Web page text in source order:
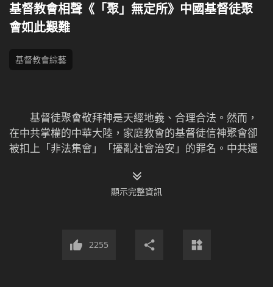
基督教會相聲《「聚」無定所》中國基督徒聚
會如此艱難
基督教會綜藝
基督徒聚會敬拜神是天經地義、合理合法。然而，
在中共掌權的中華大陸，家庭教會的基督徒信神聚會卻
被扣上「非法集會」「擾亂社會治安」的罪名。中共還
探、監視舉報基督徒。在這樣的環境中，基督徒沒有安
穩的聚會場所，他們前一分鐘還在一起讀神話語、唱詩
難，以及他們在中共的瘋狂抓捕、迫害下，如何依靠神
用智慧周旋，堅持聚會盡本分的感人經歷。
顯示完整資訊
2255